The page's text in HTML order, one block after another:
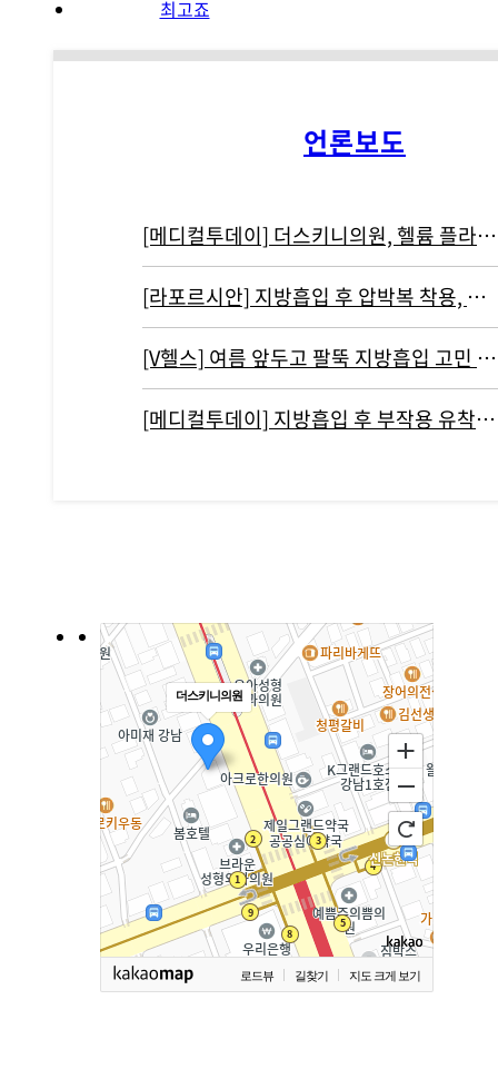
언론보도
[메디컬투데이] 더스키니의원, 헬륨 플라즈마 기반 리뉴비온 도입
[라포르시안] 지방흡입 후 압박복 착용, 결과에 영향 주지 않아...통증…
[V헬스] 여름 앞두고 팔뚝 지방흡입 고민 중이라면 '이것' 주의해야
[메디컬투데이] 지방흡입 후 부작용 유착현상인 ‘바이오본드’ 개선하려면?
더스키니의원
로드뷰 길찾기 지도 크게 보기